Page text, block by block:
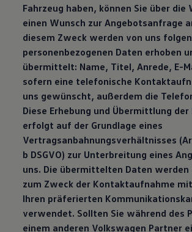
Fahrzeug haben, können Sie über die
einen Wunsch zur Angebotsanfrage
diesem Zweck werden von uns
personenbezogenen Daten erhoben
übermittelt: Name, Titel, Anrede, E-
sofern eine telefonische
uns gewünscht, außerdem die
Diese Erhebung und Übermittlung der
erfolgt auf der Grundlage eines
Vertragsanbahnungsverhältnisses
b DSGVO) zur Unterbreitung eines
uns. Die übermittelten Daten werden
zum Zweck der Kontaktaufnahme
Ihren präferierten
verwendet. Sollten Sie während des
einem anderen Volkswagen Partner